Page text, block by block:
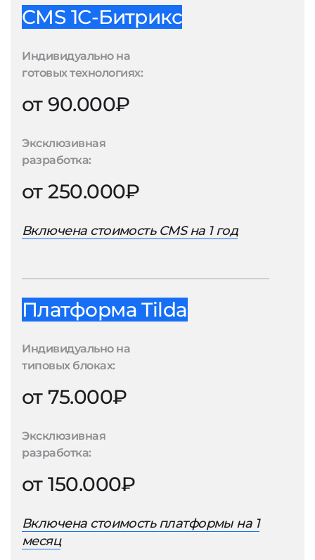
CMS 1С-Битрикс
Индивидуально на
готовых технологиях:
от 90.000₽
Эксклюзивная
разработка:
от 250.000₽
Включена стоимость CMS на 1 год
Платформа Tilda
Индивидуально на
типовых блоках:
от 75.000₽
Эксклюзивная
разработка:
от 150.000₽
Включена стоимость платформы на 1
месяц